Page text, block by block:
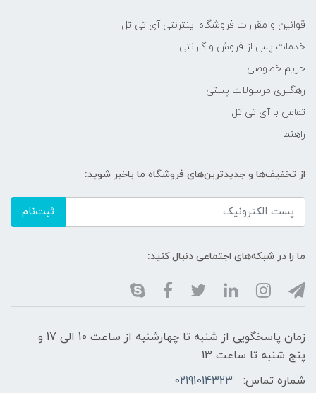
قوانین و مقررات فروشگاه اینترنتی آی تی تل
خدمات پس از فروش و گارانتی
حریم خصوصی
رهگیری مرسولات پستی
تماس با آی تی تل
راهنما
از تخفیف‌ها و جدیدترین‌های فروشگاه ما باخبر شوید:
ثبت‌نام
ما را در شبکه‌های اجتماعی دنبال کنید:
زمان پاسخگویی از شنبه تا چهارشنبه از ساعت 10 الی 17 و
پنج شنبه تا ساعت 13
شماره تماس:
02191014323